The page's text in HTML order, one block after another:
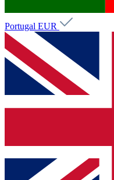
Portugal EUR